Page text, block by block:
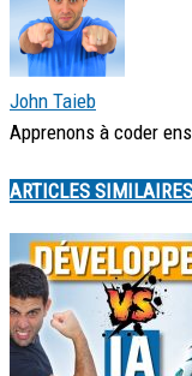
John Taieb
Apprenons à coder
ARTICLES SIMILAIRES